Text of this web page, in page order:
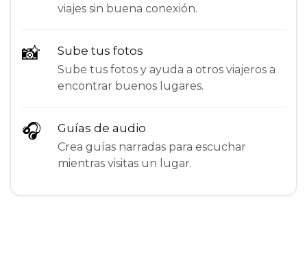
viajes sin buena conexión.
📸 Sube tus fotos
Sube tus fotos y ayuda a otros viajeros a
encontrar buenos lugares.
🎧 Guías de audio
Crea guías narradas para escuchar
mientras visitas un lugar.